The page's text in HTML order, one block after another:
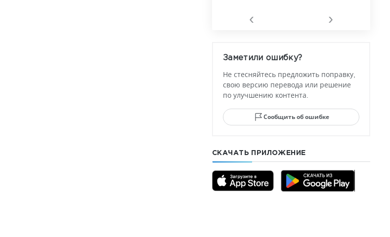
‹ ›
Заметили ошибку?
Не стесняйтесь предложить поправку,
свою версию перевода или решение
по улучшению контента.
Сообщить об ошибке
СКАЧАТЬ ПРИЛОЖЕНИЕ